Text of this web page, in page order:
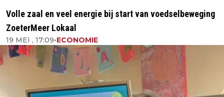
Volle zaal en veel energie bij start van voedselbeweging
ZoeterMeer Lokaal
19 MEI , 17:09•ECONOMIE